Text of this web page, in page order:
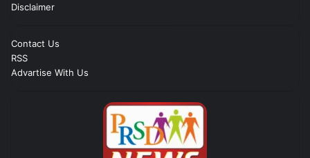
Disclaimer
Contact Us
RSS
Advartise With Us